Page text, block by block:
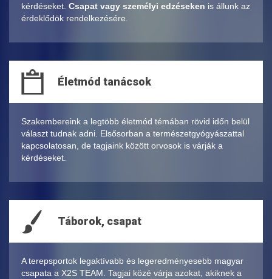
kérdéseket. Csapat vagy személyi edzéseken is állunk az
érdeklődök rendelkezésére.
Életmód tanácsok
Szakembereink a legtöbb életmód témában rövid időn belül
választ tudnak adni. Elsősorban a természetgyógyászattal
kapcsolatosan, de tagjaink között orvosok is várják a
kérdéseket.
Táborok, csapat
A terepsportok legaktívabb és legeredményesebb magyar
csapata a X2S TEAM. Tagjai közé várja azokat, akiknek a